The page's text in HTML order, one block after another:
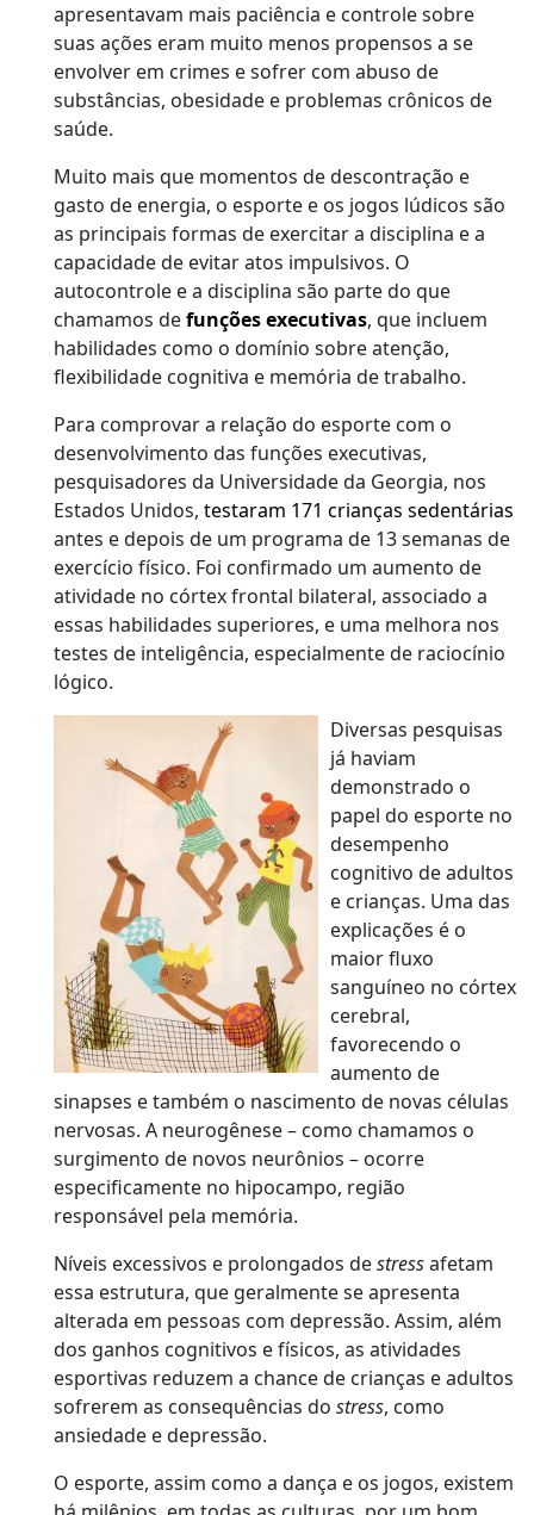
apresentavam mais paciência e controle sobre
suas ações eram muito menos propensos a se
envolver em crimes e sofrer com abuso de
substâncias, obesidade e problemas crônicos de
saúde.
Muito mais que momentos de descontração e
gasto de energia, o esporte e os jogos lúdicos são
as principais formas de exercitar a disciplina e a
capacidade de evitar atos impulsivos. O
autocontrole e a disciplina são parte do que
chamamos defunções executivas, que incluem
habilidades como o domínio sobre atenção,
flexibilidade cognitiva e memória de trabalho.
Para comprovar a relação do esporte com o
desenvolvimento das funções executivas,
pesquisadores da Universidade da Georgia, nos
Estados Unidos,testaram 171 crianças sedentárias
antes e depois de um programa de 13 semanas de
exercício físico. Foi confirmado um aumento de
atividade no córtex frontal bilateral, associado a
essas habilidades superiores, e uma melhora nos
testes de inteligência, especialmente de raciocínio
lógico.
Diversas pesquisas
já haviam
demonstrado o
papel do esporte no
desempenho
cognitivo de adultos
e crianças. Uma das
explicações é o
maior fluxo
sanguíneo no córtex
cerebral,
favorecendo o
aumento de
sinapses e também o nascimento de novas células
nervosas. A neurogênese – como chamamos o
surgimento de novos neurônios – ocorre
especificamente no hipocampo, região
responsável pela memória.
Níveis excessivos e prolongados destressafetam
essa estrutura, que geralmente se apresenta
alterada em pessoas com depressão. Assim, além
dos ganhos cognitivos e físicos, as atividades
esportivas reduzem a chance de crianças e adultos
sofrerem as consequências dostress, como
ansiedade e depressão.
O esporte, assim como a dança e os jogos, existem